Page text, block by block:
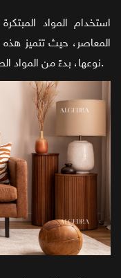
استخدام المواد
المعاصر، حيث تتميز
نوعها، بدءً من المواد الصديقة للبيئة وصولاً إلى الخلطات المتقدمة.